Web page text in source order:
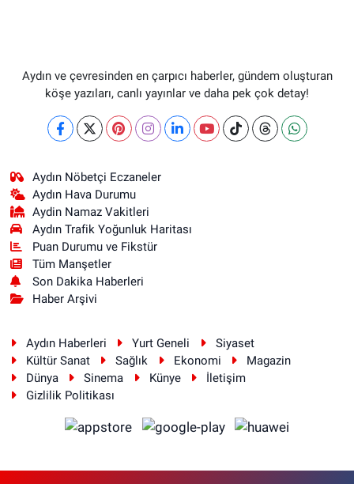
Aydın ve çevresinden en çarpıcı haberler, gündem oluşturan
köşe yazıları, canlı yayınlar ve daha pek çok detay!
Aydın Nöbetçi Eczaneler
Aydın Hava Durumu
Aydin Namaz Vakitleri
Aydın Trafik Yoğunluk Haritası
Puan Durumu ve Fikstür
Tüm Manşetler
Son Dakika Haberleri
Haber Arşivi
Aydın Haberleri Yurt Geneli
Siyaset
Kültür Sanat
Sağlık Ekonomi
Magazin
Dünya
Sinema Künye
İletişim
Gizlilik Politikası